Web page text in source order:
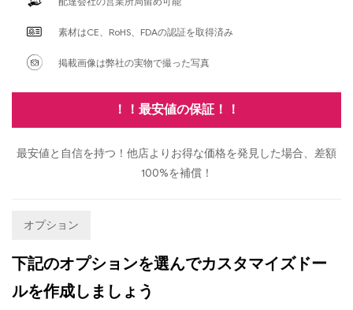
素材はCE、RoHS、FDAの認証を取得済み
掲載画像は弊社の実物で撮った写真
！！最安値の保証！！
最安値と自信を持つ！他店よりお得な価格を発見した場合、差額
100%を補償！
オプション
下記のオプションを選んでカスタマイズドー
ルを作成しましょう